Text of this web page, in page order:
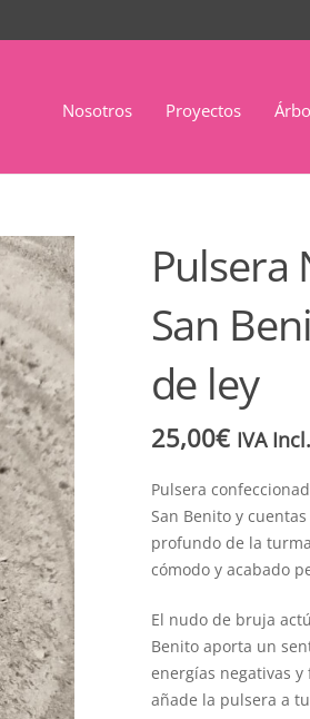
Nosotros Proyectos
Pulsera
San
de ley
25,00€ IVA Incl.
Pulsera
San Benito y
profundo de la
cómodo y acabado
El nudo de bruja
Benito aporta un
energías negativas
añade la pulsera a